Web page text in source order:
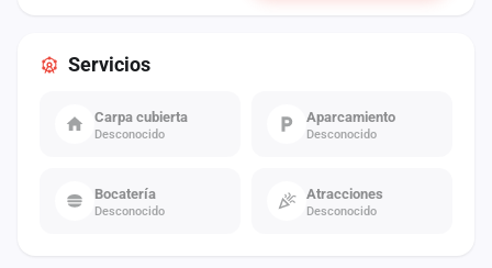
Servicios
Carpa cubierta
Desconocido
Aparcamiento
Desconocido
Bocatería
Desconocido
Atracciones
Desconocido